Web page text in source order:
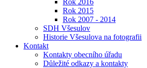
Rok 2016
Rok 2015
Rok 2007 - 2014
SDH Všesulov
Historie Všesulova na fotografii
Kontakt
Kontakty obecního úřadu
Důležité odkazy a kontakty